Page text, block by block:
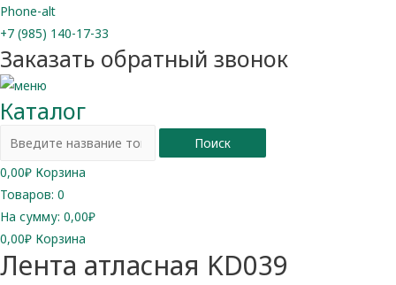
Phone-alt
+7 (985) 140-17-33
Заказать обратный звонок
Каталог
Поиск
0,00₽ Корзина
Товаров: 0
На сумму: 0,00₽
0,00₽ Корзина
Лента атласная KD039